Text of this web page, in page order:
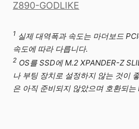
Z890-GODLIKE
1 실제 대역폭과 속도는 마더보드
속도에 따라 다릅니다.
2 OS를 SSD에 M.2 XPANDER-Z
나 부팅 장치로 설정하지 않는 것이
은 아직 준비되지 않았으며 호환되는